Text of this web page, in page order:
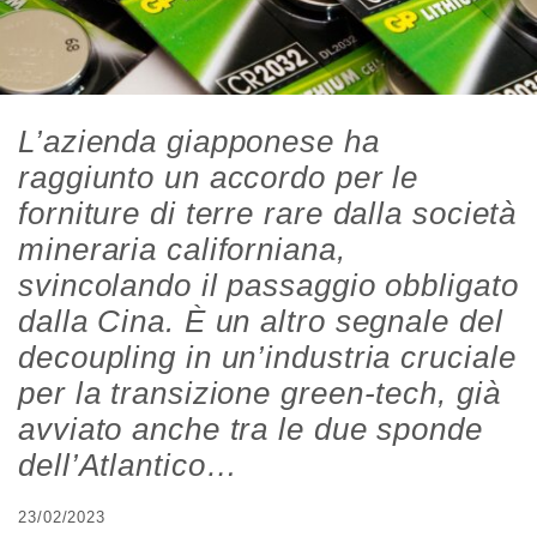
L’azienda giapponese ha
raggiunto un accordo per le
forniture di terre rare dalla società
mineraria californiana,
svincolando il passaggio obbligato
dalla Cina. È un altro segnale del
decoupling in un’industria cruciale
per la transizione green-tech, già
avviato anche tra le due sponde
dell’Atlantico…
23/02/2023